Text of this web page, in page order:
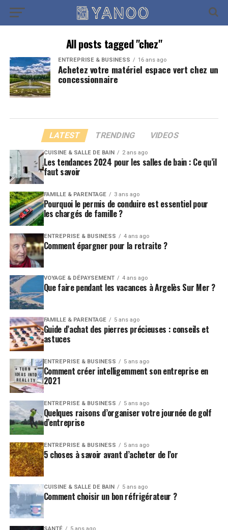
All posts tagged "chez"
ENTREPRISE & BUSINESS 16 ans ago
Achetez votre matériel espace vert chez un
concessionnaire
LATEST TRENDING VIDEOS
CUISINE & SALLE DE BAIN 2 ans ago
Les tendances 2024 pour les salles de bain : Ce qu’il
faut savoir
FAMILLE & PARENTAGE 3 ans ago
Pourquoi le permis de conduire est essentiel pour
les chargés de famille ?
ENTREPRISE & BUSINESS 4 ans ago
Comment épargner pour la retraite ?
VOYAGE & DÉPAYSEMENT 4 ans ago
Que faire pendant les vacances à Argelès Sur Mer ?
FAMILLE & PARENTAGE 5 ans ago
Guide d’achat des pierres précieuses : conseils et
astuces
ENTREPRISE & BUSINESS 5 ans ago
Comment créer intelligemment son entreprise en
2021
ENTREPRISE & BUSINESS 5 ans ago
Quelques raisons d’organiser votre journée de golf
d’entreprise
ENTREPRISE & BUSINESS 5 ans ago
5 choses à savoir avant d’acheter de l’or
CUISINE & SALLE DE BAIN 5 ans ago
Comment choisir un bon réfrigérateur ?
SANTÉ 5 ans ago